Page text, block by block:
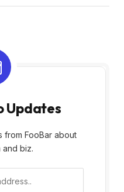
Updates
from FooBar about
biz.